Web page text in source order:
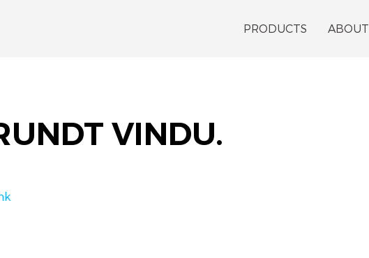
PRODUCTS ABOUT
VINDU.